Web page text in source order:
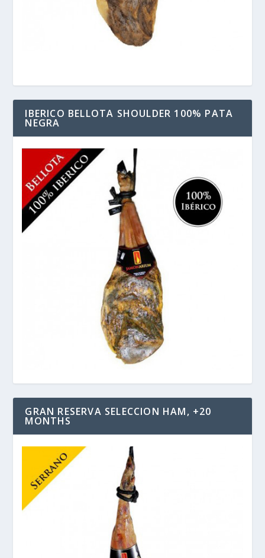
IBERICO BELLOTA SHOULDER 100% PATA
NEGRA
GRAN RESERVA SELECCION HAM, +20
MONTHS